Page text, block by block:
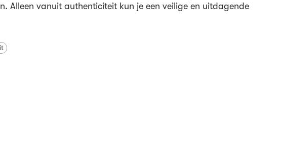
Alleen vanuit authenticiteit kun je een veilige en uitdagende